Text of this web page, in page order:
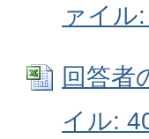
ァイル
回答者
イル: